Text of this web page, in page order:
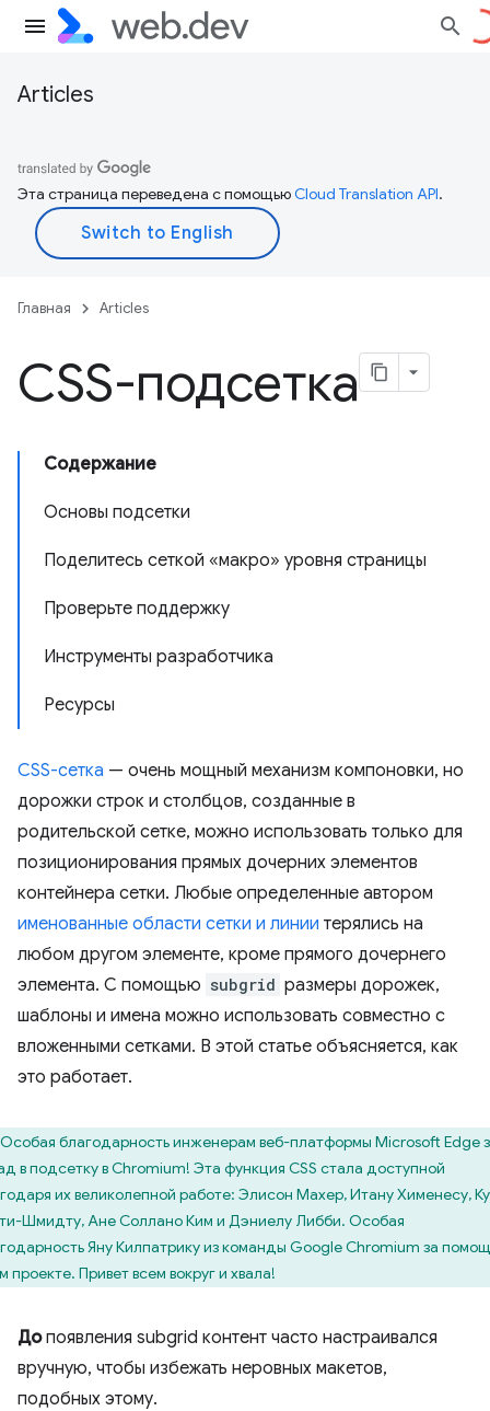
Articles
Эта страница переведена с помощьюCloud Translation API.
Главная Articles
CSS-подсетка
Содержание
Основы подсетки
Поделитесь сеткой «макро» уровня страницы
Проверьте поддержку
Инструменты разработчика
Ресурсы
CSS-сетка — очень мощный механизм компоновки, но
дорожки строк и столбцов, созданные в
родительской сетке, можно использовать только для
позиционирования прямых дочерних элементов
контейнера сетки. Любые определенные автором
именованные области сетки и линии терялись на
любом другом элементе, кроме прямого дочернего
элемента. С помощью subgrid размеры дорожек,
шаблоны и имена можно использовать совместно с
вложенными сетками. В этой статье объясняется, как
это работает.
Особая благодарность инженерам веб-платформы Microsoft Edge
в подсетку в Chromium! Эта функция CSS стала доступной
их великолепной работе: Элисон Махер, Итану Хименесу,
Шмидту, Ане Соллано Ким и Дэниелу Либби. Особая
Яну Килпатрику из команды Google Chromium за
проекте. Привет всем вокруг и хвала!
Допоявления subgrid контент часто настраивался
вручную, чтобы избежать неровных макетов,
подобных этому.